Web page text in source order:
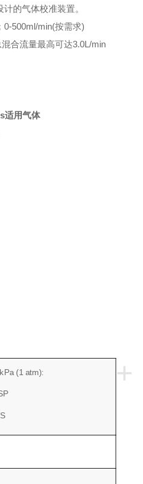
的气体校准装置。
0-500ml/min(按需求)
合流量最高可达3.0L/min
适用气体
+
(1 atm):